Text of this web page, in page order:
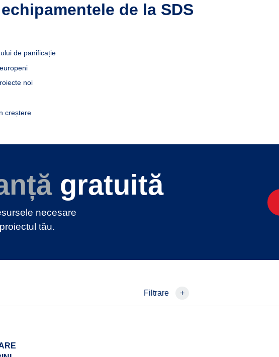
de la SDS
de panificație
noi
creștere
gratuită
necesare
tău.
Filtrare +